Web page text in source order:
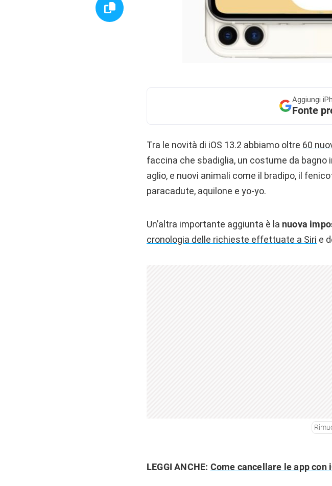
Aggiungi
Fonte
Tra le novità di iOS 13.2 abbiamo oltre 60
faccina che sbadiglia, un costume da
aglio, e nuovi animali come il bradipo, il
paracadute, aquilone e yo-yo.
Un’altra importante aggiunta è la nuova
cronologia delle richieste effettuate a Siri e
LEGGI ANCHE: Come cancellare le app con